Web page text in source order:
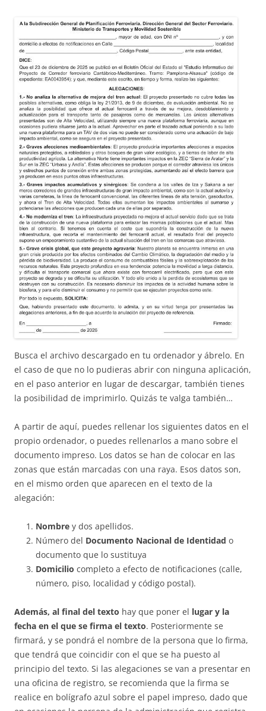
Busca el archivo descargado en tu ordenador y ábrelo. En
el caso de que no lo pudieras abrir con ninguna aplicación,
en el paso anterior en lugar de descargar, también tienes
la posibilidad de imprimirlo. Quizás te valga también…
A partir de aquí, puedes rellenar los siguientes datos en el
propio ordenador, o puedes rellenarlos a mano sobre el
documento impreso. Los datos se han de colocar en las
zonas que están marcadas con una raya. Esos datos son,
en el mismo orden que aparecen en el texto de la
alegación:
Nombre y dos apellidos.
Número del Documento Nacional de Identidad o
documento que lo sustituya
Domicilio completo a efecto de notificaciones (calle,
número, piso, localidad y código postal).
Además, al final del texto hay que poner el lugar y la
fecha en el que se firma el texto. Posteriormente se
firmará, y se pondrá el nombre de la persona que lo firma,
que tendrá que coincidir con el que se ha puesto al
principio del texto. Si las alegaciones se van a presentar en
una oficina de registro, se recomienda que la firma se
realice en bolígrafo azul sobre el papel impreso, dado que